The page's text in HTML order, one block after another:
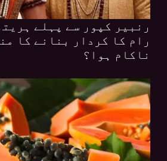
رنبیر کپور سے پہلے
رام کا کردار بنانے کا
ناکام ہوا؟